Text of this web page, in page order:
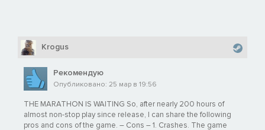
Krogus
Рекомендую
Опубликовано: 25 мар в 19:56
THE MARATHON IS WAITING So, after nearly 200 hours of
almost non-stop play since release, I can share the following
pros and cons of the game. – Cons – 1. Crashes. The game